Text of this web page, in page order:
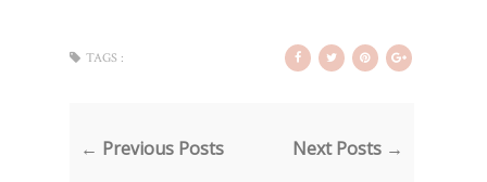
TAGS :
← Previous Posts Next Posts →